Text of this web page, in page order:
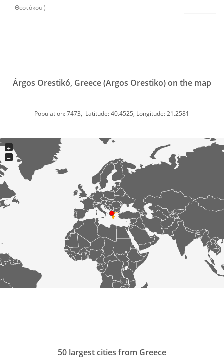
Θεοτόκου )
Árgos Orestikó, Greece (Argos Orestiko) on the map
Population: 7473, Latitude: 40.4525, Longitude: 21.2581
+
−
50 largest cities from Greece